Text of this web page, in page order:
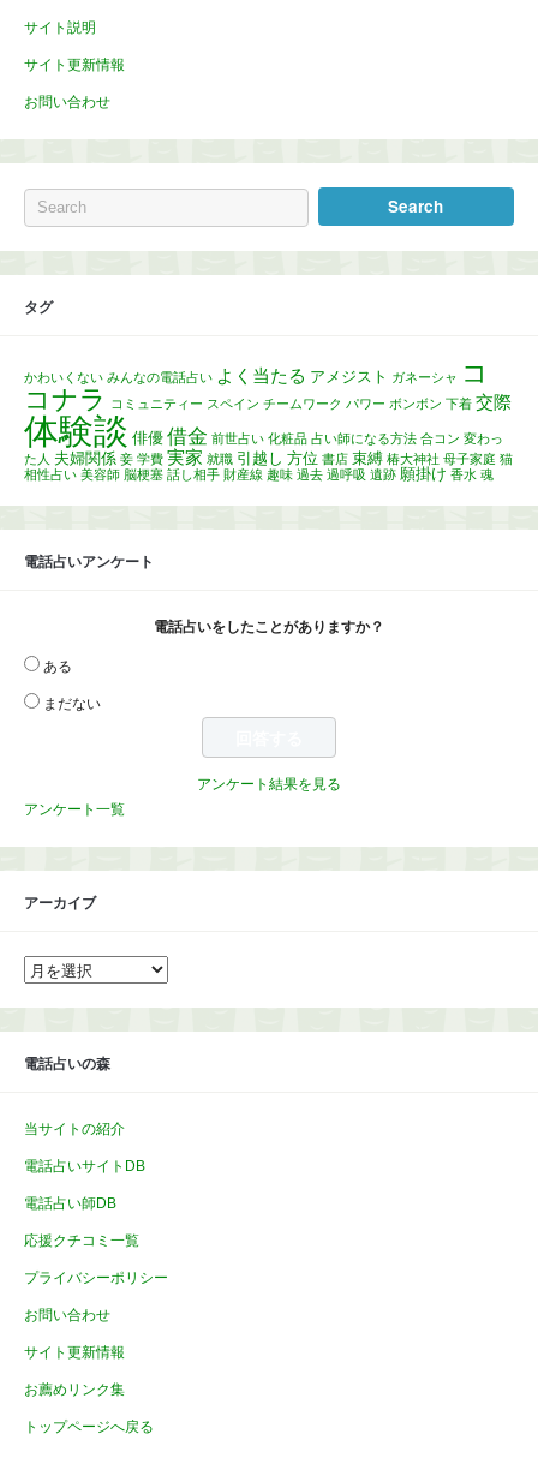
サイト説明
サイト更新情報
お問い合わせ
タグ
かわいくない みんなの電話占い よく当たる アメジスト ガネーシャ
コ
コナラ
コミュニティー スペイン チームワーク パワー ボンボン 下着 交際
体験談 俳優 借金 前世占い 化粧品 占い師になる方法 合コン 変わっ
た人 夫婦関係 妾 学費 実家 就職 引越し 方位 書店 束縛 椿大神社 母子家庭 猫
相性占い 美容師 脳梗塞 話し相手 財産線 趣味 過去 過呼吸 遺跡 願掛け 香水 魂
電話占いアンケート
電話占いをしたことがありますか？
ある
まだない
アンケート結果を見る
アンケート一覧
アーカイブ
ア
ー
イ
電話占いの森
当サイトの紹介
電話占いサイトDB
電話占い師DB
応援クチコミ一覧
プライバシーポリシー
お問い合わせ
サイト更新情報
お薦めリンク集
トップページへ戻る